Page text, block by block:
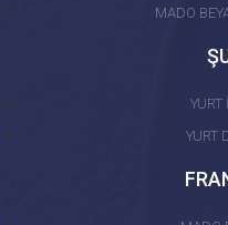
MADO
YURT
YURT